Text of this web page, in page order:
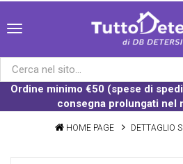
Ordine minimo €50 (spese di
consegna prolungati nel
HOME PAGE DETTAGLIO